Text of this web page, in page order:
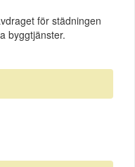
för städningen
byggtjänster.